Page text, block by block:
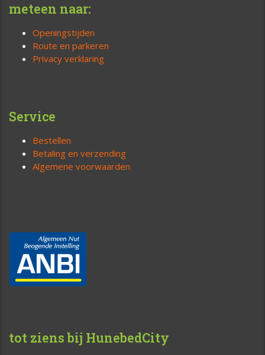
meteen naar:
Openingstijden
Route en parkeren
Privacy verklaring
Service
Bestellen
Betaling en verzending
Algemene voorwaarden
tot ziens bij HunebedCity